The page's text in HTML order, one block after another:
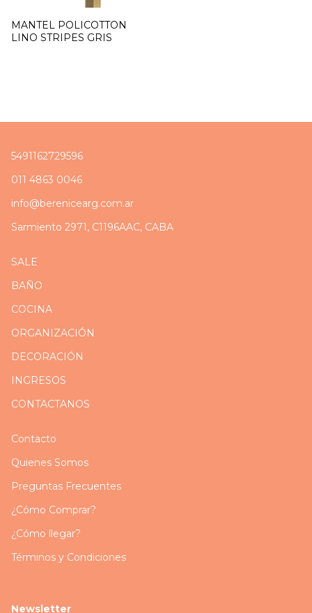
MANTEL POLICOTTON
LINO STRIPES GRIS
5491162729596
011 4863 0046
info@berenicearg.com.ar
Sarmiento 2971, C1196AAC, CABA
SALE
BAÑO
COCINA
ORGANIZACIÓN
DECORACIÓN
INGRESOS
CONTACTANOS
Contacto
Quienes Somos
Preguntas Frecuentes
¿Cómo Comprar?
¿Cómo llegar?
Términos y Condiciones
Newsletter